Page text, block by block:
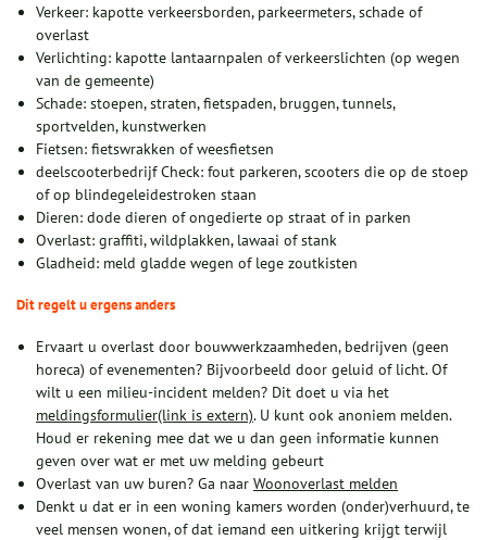
Verkeer: kapotte verkeersborden, parkeermeters, schade of
overlast
Verlichting: kapotte lantaarnpalen of verkeerslichten (op wegen
van de gemeente)
Schade: stoepen, straten, fietspaden, bruggen, tunnels,
sportvelden, kunstwerken
Fietsen: fietswrakken of weesfietsen
deelscooterbedrijf Check: fout parkeren, scooters die op de stoep
of op blindegeleidestroken staan
Dieren: dode dieren of ongedierte op straat of in parken
Overlast: graffiti, wildplakken, lawaai of stank
Gladheid: meld gladde wegen of lege zoutkisten
Dit regelt u ergens anders
Ervaart u overlast door bouwwerkzaamheden, bedrijven (geen
horeca) of evenementen? Bijvoorbeeld door geluid of licht. Of
wilt u een milieu-incident melden? Dit doet u via het
meldingsformulier(link is extern). U kunt ook anoniem melden.
Houd er rekening mee dat we u dan geen informatie kunnen
geven over wat er met uw melding gebeurt
Overlast van uw buren? Ga naar Woonoverlast melden
Denkt u dat er in een woning kamers worden (onder)verhuurd, te
veel mensen wonen, of dat iemand een uitkering krijgt terwijl